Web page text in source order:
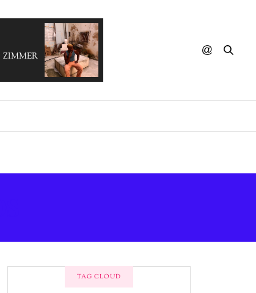
ZIMMER 90 - What Love Is
TAG CLOUD